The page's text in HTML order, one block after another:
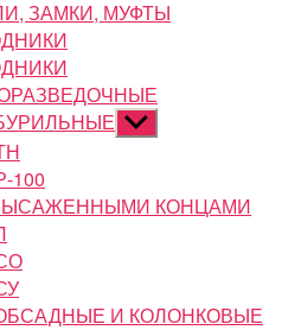
ЗАМКИ, МУФТЫ
Показывать
подменю
100
КОНЦАМИ
И КОЛОНКОВЫЕ